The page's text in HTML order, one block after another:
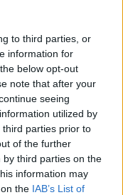
to third parties, or
information for
below opt-out
note that after your
seeing
utilized by
parties prior to
of the further
third parties on the
information may
the IAB’s List of
reklama
a postřehy. Tím,
zavazujete
si redakce